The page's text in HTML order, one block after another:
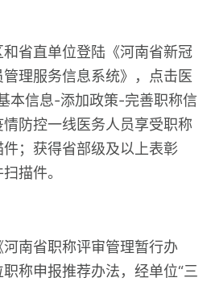
省直单位登陆《河南省新冠
理服务信息系统》，点击医
本信息-添加政策-完善职称信
防控一线医务人员享受职称
；获得省部级及以上表彰
描件。
河南省职称评审管理暂行办
称申报推荐办法，经单位“三